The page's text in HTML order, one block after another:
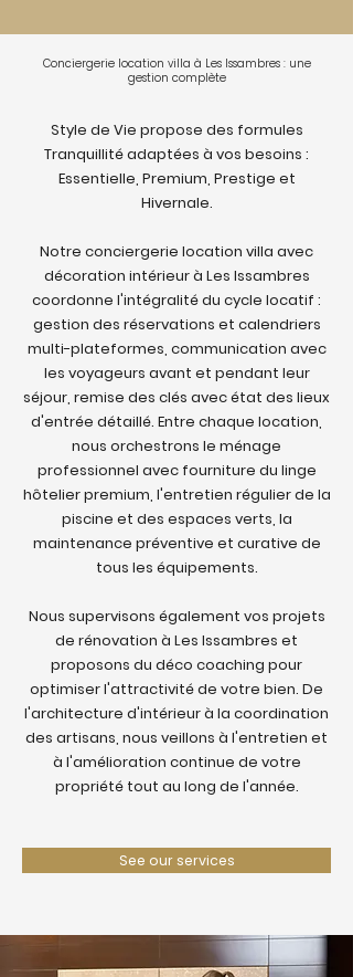
Conciergerie location villa à Les Issambres : une
gestion complète
Style de Vie propose des formules
Tranquillité adaptées à vos besoins :
Essentielle, Premium, Prestige et
Hivernale.
Notre conciergerie location villa avec
décoration intérieur à Les Issambres
coordonne l'intégralité du cycle locatif :
gestion des réservations et calendriers
multi-plateformes, communication avec
les voyageurs avant et pendant leur
séjour, remise des clés avec état des lieux
d'entrée détaillé. Entre chaque location,
nous orchestrons le ménage
professionnel avec fourniture du linge
hôtelier premium, l'entretien régulier de la
piscine et des espaces verts, la
maintenance préventive et curative de
tous les équipements.
Nous supervisons également vos projets
de rénovation à Les Issambres et
proposons du déco coaching pour
optimiser l'attractivité de votre bien. De
l'architecture d'intérieur à la coordination
des artisans, nous veillons à l'entretien et
à l'amélioration continue de votre
propriété tout au long de l'année.
See our services